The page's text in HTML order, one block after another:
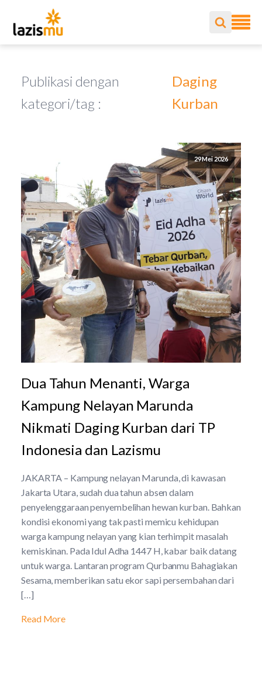
Publikasi dengan
kategori/tag :
Daging
Kurban
29 Mei 2026
Dua Tahun Menanti, Warga
Kampung Nelayan Marunda
Nikmati Daging Kurban dari TP
Indonesia dan Lazismu
JAKARTA – Kampung nelayan Marunda, di kawasan
Jakarta Utara, sudah dua tahun absen dalam
penyelenggaraan penyembelihan hewan kurban. Bahkan
kondisi ekonomi yang tak pasti memicu kehidupan
warga kampung nelayan yang kian terhimpit masalah
kemiskinan. Pada Idul Adha 1447 H, kabar baik datang
untuk warga. Lantaran program Qurbanmu Bahagiakan
Sesama, memberikan satu ekor sapi persembahan dari
[…]
Read More